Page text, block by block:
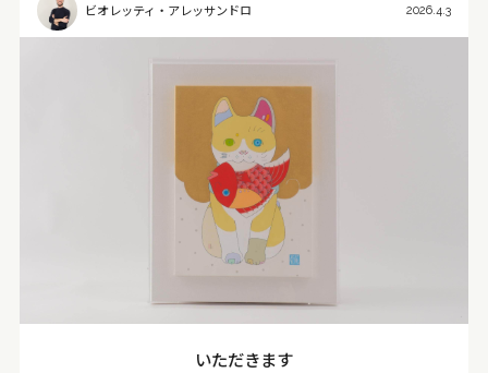
ビオレッティ・アレッサンドロ 2026.4.3
いただきます